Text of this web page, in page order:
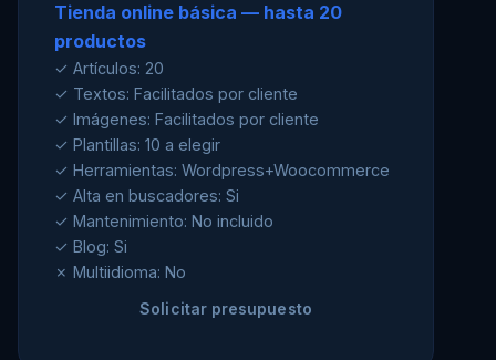
Tienda online básica — hasta 20
productos
✓ Artículos: 20
✓ Textos: Facilitados por cliente
✓ Imágenes: Facilitados por cliente
✓ Plantillas: 10 a elegir
✓ Herramientas: Wordpress+Woocommerce
✓ Alta en buscadores: Si
✓ Mantenimiento: No incluido
✓ Blog: Si
✗ Multiidioma: No
Solicitar presupuesto